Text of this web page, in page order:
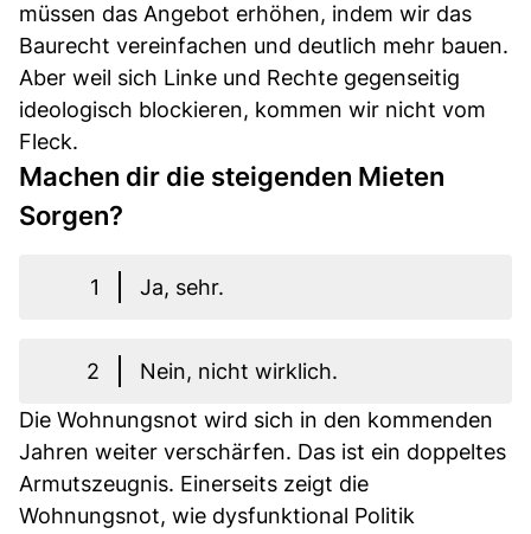
müssen das Angebot erhöhen, indem wir das
Baurecht vereinfachen und deutlich mehr bauen.
Aber weil sich Linke und Rechte gegenseitig
ideologisch blockieren, kommen wir nicht vom
Fleck.
Machen dir die steigenden Mieten
Sorgen?
1 Ja, sehr.
2
Nein, nicht wirklich.
Die Wohnungsnot wird sich in den kommenden
Jahren weiter verschärfen. Das ist ein doppeltes
Armutszeugnis. Einerseits zeigt die
Wohnungsnot, wie dysfunktional Politik